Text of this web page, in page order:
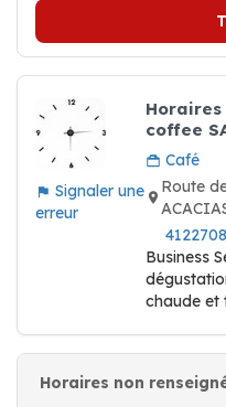
Signaler une
erreur
coffee
Café
Route
Business
chaude et
Horaires non